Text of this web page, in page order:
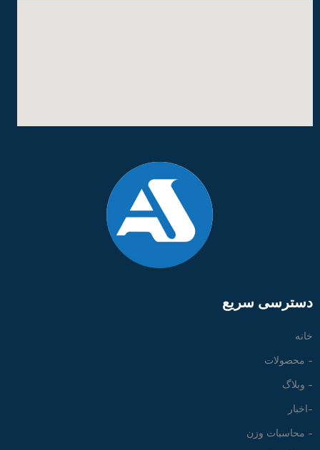
دسترسی سریع
خانه
- محصولات
- وبلاگ
-اخبار
- محاسبات وزن